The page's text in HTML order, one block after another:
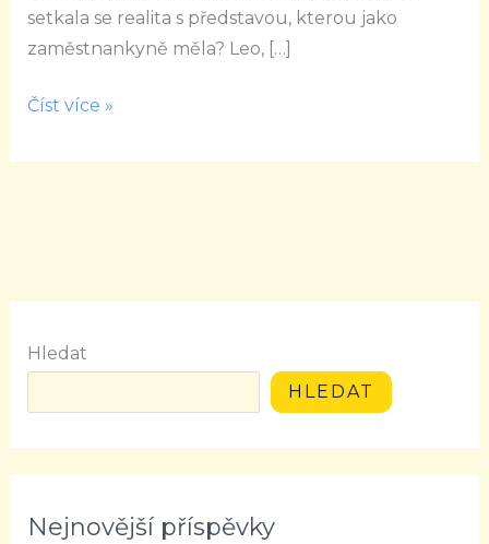
setkala se realita s představou, kterou jako
zaměstnankyně měla? Leo, […]
Číst více »
Hledat
HLEDAT
Nejnovější příspěvky